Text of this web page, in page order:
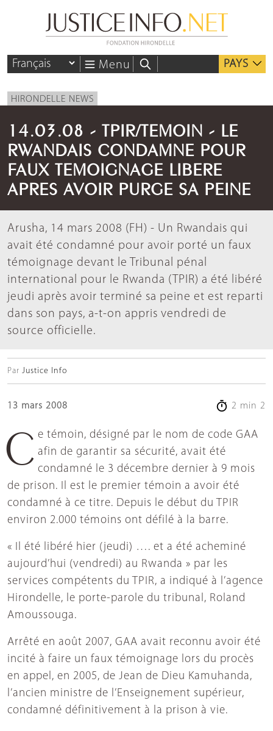
Menu PAYS
HIRONDELLE NEWS
14.03.08 - TPIR/TEMOIN - LE
RWANDAIS CONDAMNE POUR
FAUX TEMOIGNAGE LIBERE
APRES AVOIR PURGE SA PEINE
Arusha, 14 mars 2008 (FH) - Un Rwandais qui
avait été condamné pour avoir porté un faux
témoignage devant le Tribunal pénal
international pour le Rwanda (TPIR) a été libéré
jeudi après avoir terminé sa peine et est reparti
dans son pays, a-t-on appris vendredi de
source officielle.
Par Justice Info
13 mars 2008 2 min 2
Ce témoin, désigné par le nom de code GAA afin de garantir sa sécurité, avait été
condamné le 3 décembre dernier à 9 mois
de prison. Il est le premier témoin a avoir été
condamné à ce titre. Depuis le début du TPIR
environ 2.000 témoins ont défilé à la barre.
« Il été libéré hier (jeudi) …. et a été acheminé
aujourd’hui (vendredi) au Rwanda » par les
services compétents du TPIR, a indiqué à l’agence
Hirondelle, le porte-parole du tribunal, Roland
Amoussouga.
Arrêté en août 2007, GAA avait reconnu avoir été
incité à faire un faux témoignage lors du procès
en appel, en 2005, de Jean de Dieu Kamuhanda,
l’ancien ministre de l’Enseignement supérieur,
condamné définitivement à la prison à vie.